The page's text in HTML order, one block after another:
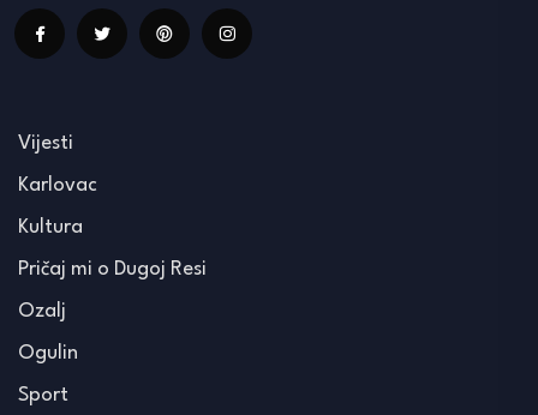
Vijesti
Karlovac
Kultura
Pričaj mi o Dugoj Resi
Ozalj
Ogulin
Sport